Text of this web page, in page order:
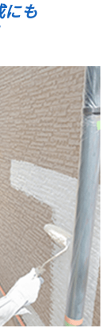
にも